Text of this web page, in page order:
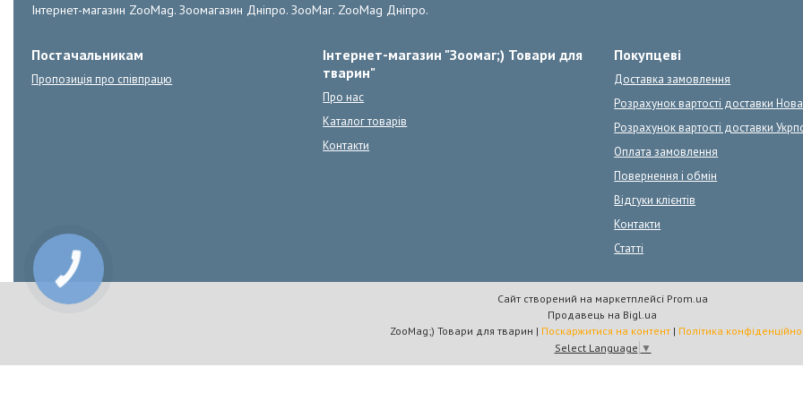
Інтернет-магазин ZooMag. Зоомагазин Дніпро. ЗооМаг. ZooMag Дніпро.
Постачальникам
Пропозиція про співпрацю
Інтернет-магазин "Зоомаг;) Товари для
тварин"
Про нас
Каталог товарів
Контакти
Покупцеві
Доставка замовлення
Розрахунок вартості доставки
Розрахунок вартості доставки
Оплата замовлення
Повернення і обмін
Відгуки клієнтів
Контакти
Статті
Сайт створений на маркетплейсі Prom.ua
Продавець на Bigl.ua
ZooMag;) Товари для тварин | Поскаржитися на контент | Політика
Select Language ▼